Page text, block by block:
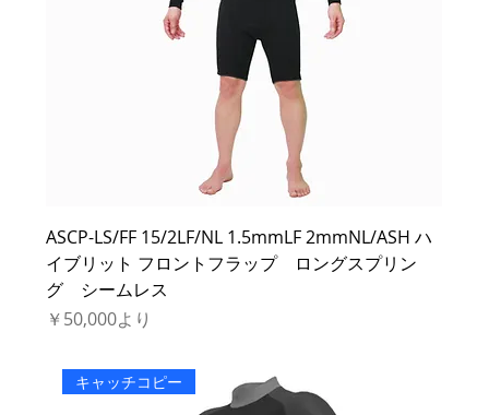
ASCP-LS/FF 15/2LF/NL 1.5mmLF 2mmNL/ASH ハ
イブリット フロントフラップ ロングスプリン
グ シームレス
￥50,000より
セール価格
キャッチコピー